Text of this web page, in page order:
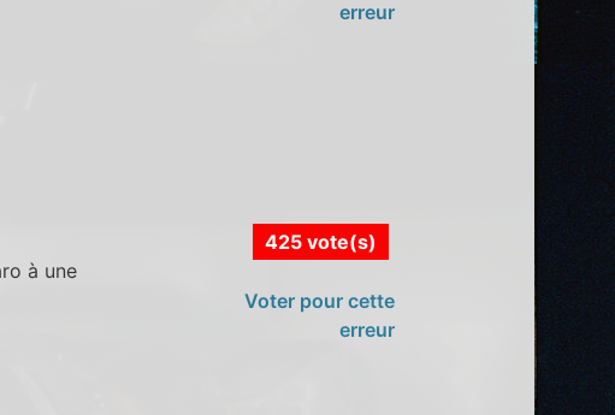
erreur
à une
425 vote(s)
Voter pour cette
erreur